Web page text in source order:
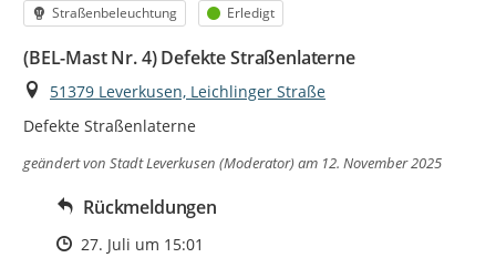
Kategorie
Straßenbeleuchtung Status
Erledigt
(BEL-Mast Nr. 4) Defekte Straßenlaterne
Ort
51379 Leverkusen, Leichlinger Straße
Defekte Straßenlaterne
geändert von Stadt Leverkusen (Moderator)am 12. November 2025
Rückmeldungen
Zeitpunkt des Erstellens
27. Juli um 15:01